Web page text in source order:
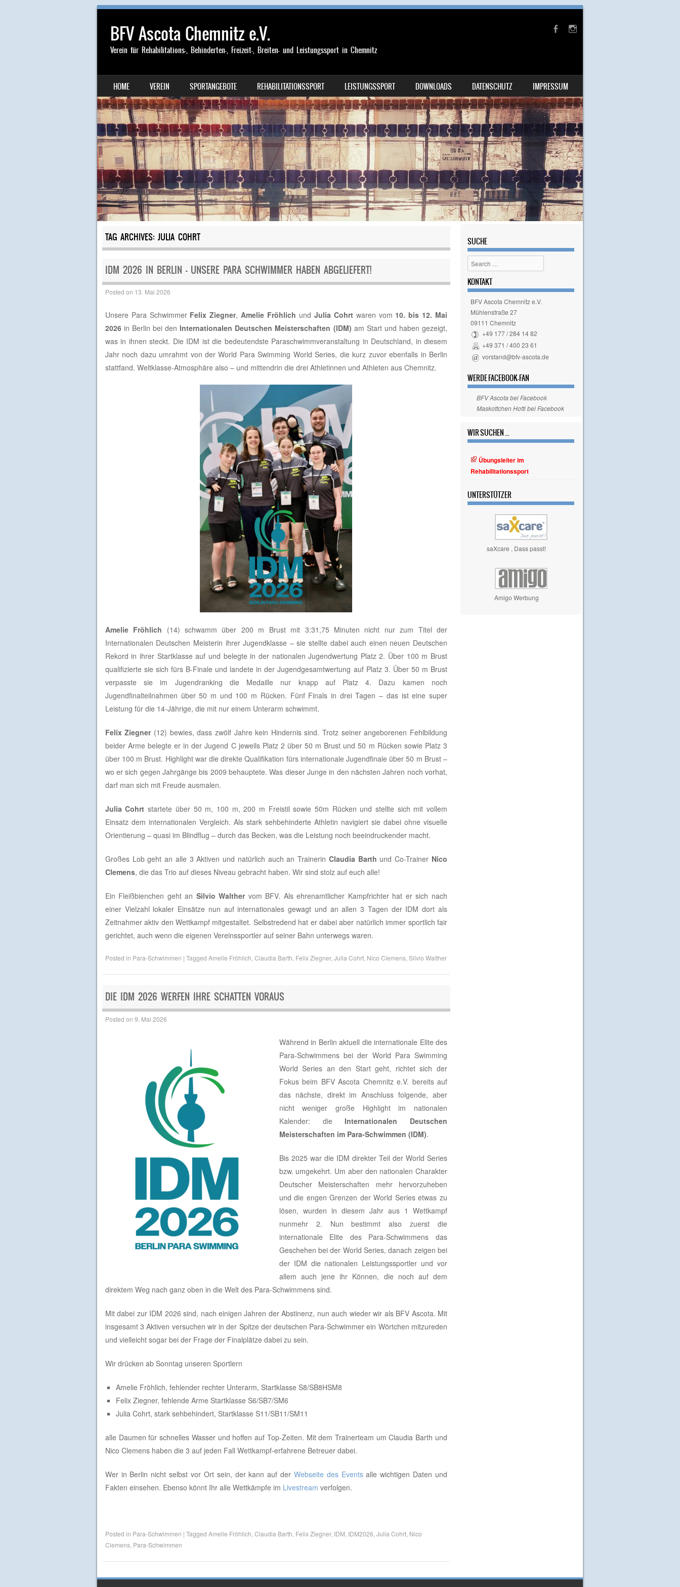
BFV Ascota Chemnitz e.V.
Verein für Rehabilitations-, Behinderten-, Freizeit-, Breiten- und Leistungssport in Chemnitz
MENU
SKIP TO CONTENT
HOME VEREIN SPORTANGEBOTE REHABILITATIONSSPORT LEISTUNGSSPORT DOWNLOADS DATENSCHUTZ IMPRESSUM
TAG ARCHIVES: JULIA COHRT
IDM 2026 IN BERLIN – UNSERE PARA SCHWIMMER HABEN ABGELIEFERT!
Posted on 13. Mai 2026
Unsere Para Schwimmer Felix Ziegner,Amelie Fröhlich und Julia Cohrtwaren vom 10. bis 12. Mai
2026in Berlin bei den Internationalen Deutschen Meisterschaften (IDM) am Start und haben gezeigt,
was in ihnen steckt. Die IDM ist die bedeutendste Paraschwimmveranstaltung in Deutschland, in diesem
Jahr noch dazu umrahmt von der World Para Swimming World Series, die kurz zuvor ebenfalls in Berlin
stattfand. Weltklasse-Atmosphäre also – und mittendrin die drei Athletinnen und Athleten aus Chemnitz.
Amelie Fröhlich (14) schwamm über 200 m Brust mit 3:31,75 Minuten nicht nur zum Titel der
Internationalen Deutschen Meisterin ihrer Jugendklasse – sie stellte dabei auch einen neuen Deutschen
Rekord in ihrer Startklasse auf und belegte in der nationalen Jugendwertung Platz 2. Über 100 m Brust
qualifizierte sie sich fürs B-Finale und landete in der Jugendgesamtwertung auf Platz 3. Über 50 m Brust
verpasste sie im Jugendranking die Medaille nur knapp auf Platz 4. Dazu kamen noch
Jugendfinalteilnahmen über 50 m und 100 m Rücken. Fünf Finals in drei Tagen – das ist eine super
Leistung für die 14-Jährige, die mit nur einem Unterarm schwimmt.
Felix Ziegner(12) bewies, dass zwölf Jahre kein Hindernis sind. Trotz seiner angeborenen Fehlbildung
beider Arme belegte er in der Jugend C jeweils Platz 2 über 50 m Brust und 50 m Rücken sowie Platz 3
über 100 m Brust. Highlight war die direkte Qualifikation fürs internationale Jugendfinale über 50 m Brust –
wo er sich gegen Jahrgänge bis 2009 behauptete. Was dieser Junge in den nächsten Jahren noch vorhat,
darf man sich mit Freude ausmalen.
Julia Cohrt startete über 50 m, 100 m, 200 m Freistil sowie 50m Rücken und stellte sich mit vollem
Einsatz dem internationalen Vergleich. Als stark sehbehinderte Athletin navigiert sie dabei ohne visuelle
Orientierung – quasi im Blindflug – durch das Becken, was die Leistung noch beeindruckender macht.
Großes Lob geht an alle 3 Aktiven und natürlich auch an Trainerin Claudia Barth und Co-Trainer Nico
Clemens, die das Trio auf dieses Niveau gebracht haben. Wir sind stolz auf euch alle!
Ein Fleißbienchen geht an Silvio Walthervom BFV. Als ehrenamtlicher Kampfrichter hat er sich nach
einer Vielzahl lokaler Einsätze nun auf internationales gewagt und an allen 3 Tagen der IDM dort als
Zeitnahmer aktiv den Wettkampf mitgestaltet. Selbstredend hat er dabei aber natürlich immer sportlich fair
gerichtet, auch wenn die eigenen Vereinssportler auf seiner Bahn unterwegs waren.
Posted in Para-Schwimmen | Tagged Amelie Fröhlich Claudia Barth Felix Ziegner, Julia Cohrt, Nico Clemens, Silvio Walther
DIE IDM 2026 WERFEN IHRE SCHATTEN VORAUS
Posted on 9. Mai 2026
Während in Berlin aktuell die internationale Elite des
Para‑Schwimmens bei der World Para Swimming
World Series an den Start geht, richtet sich der
Fokus beim BFV Ascota Chemnitz e.V. bereits auf
das nächste, direkt im Anschluss folgende, aber
nicht weniger große Highlight im nationalen
Kalender: die Internationalen Deutschen
Meisterschaften im Para‑Schwimmen (IDM).
Bis 2025 war die IDM direkter Teil der World Series
bzw. umgekehrt. Um aber den nationalen Charakter
Deutscher Meisterschaften mehr hervorzuheben
und die engen Grenzen der World Series etwas zu
lösen, wurden in diesem Jahr aus 1 Wettkampf
nunmehr 2. Nun bestimmt also zuerst die
internationale Elite des Para-Schwimmens das
Geschehen bei der World Series, danach zeigen bei
der IDM die nationalen Leistungssportler und vor
allem auch jene ihr Können, die noch auf dem
direktem Weg nach ganz oben in die Welt des Para-Schwimmens sind.
Mit dabei zur IDM 2026 sind, nach einigen Jahren der Abstinenz, nun auch wieder wir als BFV Ascota. Mit
insgesamt 3 Aktiven versuchen wir in der Spitze der deutschen Para-Schwimmer ein Wörtchen mitzureden
und vielleicht sogar bei der Frage der Finalplätze dabei zu sein.
Wir drücken ab Sonntag unseren Sportlern
Amelie Fröhlich, fehlender rechter Unterarm, Startklasse S8/SB8HSM8
Felix Ziegner, fehlende Arme Startklasse S6/SB7/SM6
Julia Cohrt, stark sehbehindert, Startklasse S11/SB11/SM11
alle Daumen für schnelles Wasser und hoffen auf Top-Zeiten. Mit dem Trainerteam um Claudia Barth und
Nico Clemens haben die 3 auf jeden Fall Wettkampf-erfahrene Betreuer dabei.
Wer in Berlin nicht selbst vor Ort sein, der kann auf der Webseite des Eventsalle wichtigen Daten und
Fakten einsehen. Ebenso könnt Ihr alle Wettkämpfe im Livestream verfolgen.
Posted in Para-Schwimmen | Tagged Amelie Fröhlich Claudia Barth Felix Ziegner, IDM IDM2026 Julia Cohrt, Nico
Clemens, Para-Schwimmen
SUCHE
Search
KONTAKT
BFV Ascota Chemnitz e.V.
Mühlenstraße 27
09111 Chemnitz
+49 177 / 284 14 82
+49 371 / 400 23 61
vorstand@bfv-ascota.de
WERDE FACEBOOK-FAN
BFV Ascota bei Facebook
Maskottchen Hotti bei Facebook
WIR SUCHEN ...
Übungsleiter im
Rehabilitationssport
UNTERSTÜTZER
saXcare , Dass passt!
Amigo Werbung